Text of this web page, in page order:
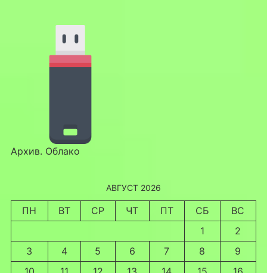
Архив. Облако
АВГУСТ 2026
ПН ВТ СР ЧТ ПТ СБ
ВС
1
2
3
4 5 6 7 8
9